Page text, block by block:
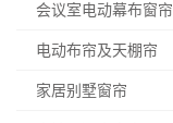
会议室电动幕布窗帘
电动布帘及天棚帘
家居别墅窗帘